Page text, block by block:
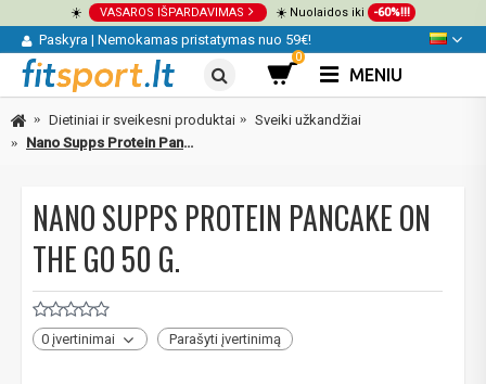
☀️ VASAROS IŠPARDAVIMAS ☀️ Nuolaidos iki -60%!!!
Paskyra | Nemokamas pristatymas nuo 59€!
0
MENIU
Dietiniai ir sveikesni produktai
Sveiki užkandžiai
Nano Supps Protein Pancake On The Go 50 g.
NANO SUPPS PROTEIN PANCAKE ON
THE GO 50 G.
0 įvertinimai Parašyti įvertinimą